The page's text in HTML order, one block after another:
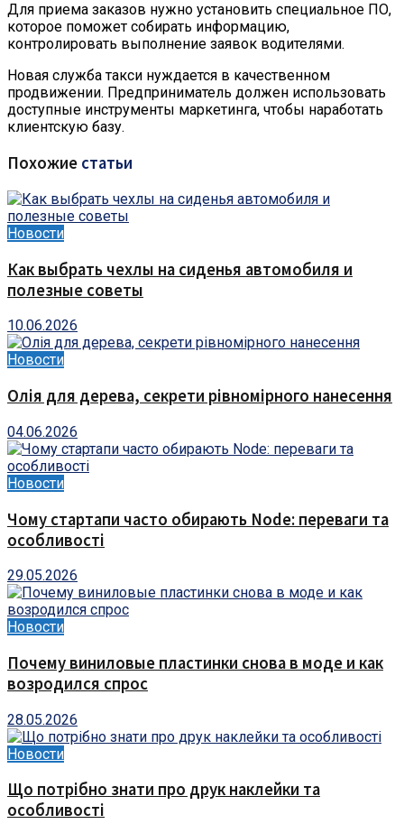
Для приема заказов нужно установить специальное ПО,
которое поможет собирать информацию,
контролировать выполнение заявок водителями.
Новая служба такси нуждается в качественном
продвижении. Предприниматель должен использовать
доступные инструменты маркетинга, чтобы наработать
клиентскую базу.
Похожие статьи
Новости
Как выбрать чехлы на сиденья автомобиля и
полезные советы
10.06.2026
Новости
Олія для дерева, секрети рівномірного нанесення
04.06.2026
Новости
Чому стартапи часто обирають Node: переваги та
особливості
29.05.2026
Новости
Почему виниловые пластинки снова в моде и как
возродился спрос
28.05.2026
Новости
Що потрібно знати про друк наклейки та
особливості